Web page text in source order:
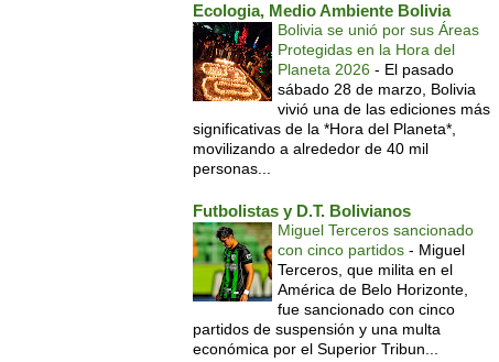
Ecologia, Medio Ambiente Bolivia
Bolivia se unió por sus Áreas
Protegidas en la Hora del
Planeta 2026 - El pasado
sábado 28 de marzo, Bolivia
vivió una de las ediciones más
significativas de la *Hora del Planeta*,
movilizando a alrededor de 40 mil
personas...
Futbolistas y D.T. Bolivianos
Miguel Terceros sancionado
con cinco partidos - Miguel
Terceros, que milita en el
América de Belo Horizonte,
fue sancionado con cinco
partidos de suspensión y una multa
económica por el Superior Tribun...